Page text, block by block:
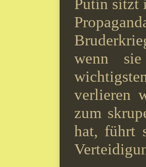
Putin sitzt
wenn
verlieren
zum
hat, führt